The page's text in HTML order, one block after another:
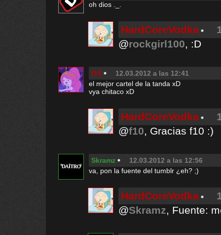
oh dios ._.
HardCoreVodka
@rockgirl100, :D
f10
12.03.2012 a las 12:41
el mejor cartel de la tanda xD
vya chitaco xD
HardCoreVodka
@f10, Gracias f10 :)
Skramz
12.03.2012 a las 12:56
va, pon la fuente del tumblr ¿eh? ;)
HardCoreVodka
@Skramz, Fuente: